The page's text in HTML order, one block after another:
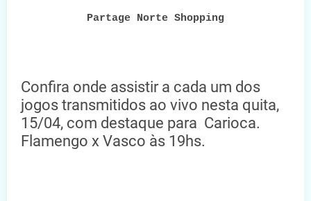
Partage Norte Shopping
Confira onde assistir a cada um dos
jogos transmitidos ao vivo nesta quita,
15/04, com destaque para Carioca.
Flamengo x Vasco às 19hs.